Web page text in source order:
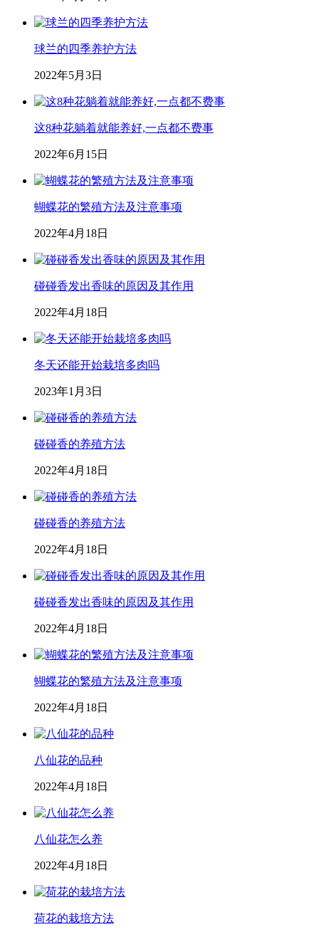
球兰的四季养护方法
2022年5月3日
这8种花躺着就能养好,一点都不费事
2022年6月15日
蝴蝶花的繁殖方法及注意事项
2022年4月18日
碰碰香发出香味的原因及其作用
2022年4月18日
冬天还能开始栽培多肉吗
2023年1月3日
碰碰香的养殖方法
2022年4月18日
碰碰香的养殖方法
2022年4月18日
碰碰香发出香味的原因及其作用
2022年4月18日
蝴蝶花的繁殖方法及注意事项
2022年4月18日
八仙花的品种
2022年4月18日
八仙花怎么养
2022年4月18日
荷花的栽培方法